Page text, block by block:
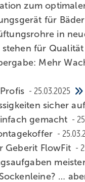
zum
für
in
stehen für
Mehr
25.03.2025
sicher
gemacht
Geberit FlowFit
…